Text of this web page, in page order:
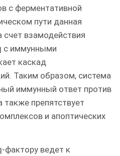
с ферментативной
пути данная
счет взамодействия
с иммунными
каскад
Таким образом, система
иммунный ответ против
также препятствует
и апоптических
фактору ведет к